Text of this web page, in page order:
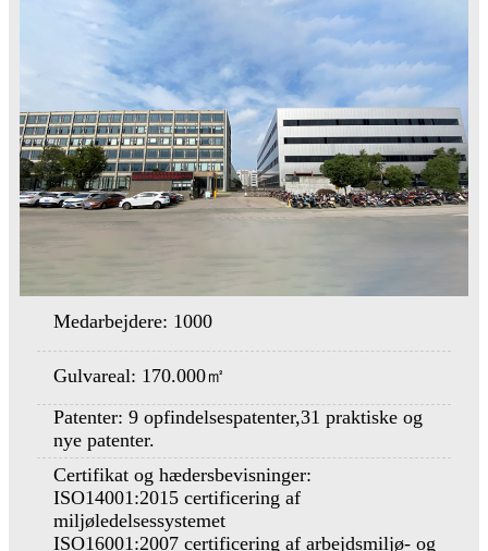
Medarbejdere: 1000
Gulvareal: 170.000㎡
Patenter: 9 opfindelsespatenter,31 praktiske og
nye patenter.
Certifikat og hædersbevisninger:
ISO14001:2015 certificering af
miljøledelsessystemet
ISO16001:2007 certificering af arbejdsmiljø- og